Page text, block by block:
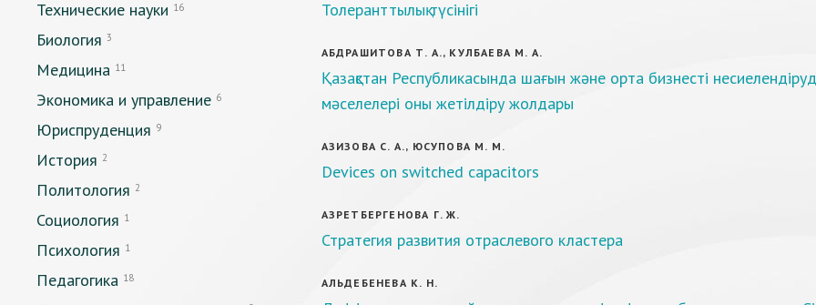
Технические науки 16
Биология 3
Медицина 11
Экономика и управление 6
Юриспруденция 9
История 2
Политология 2
Социология 1
Психология 1
Педагогика 18
Толеранттылық түсінігі
АБДРАШИТОВА Т. А., КУЛБАЕВА М. А.
Қазақстан Республикасында шағын және орта бизнесті
мәселелері оны жетілдіру жолдары
АЗИЗОВА С. А., ЮСУПОВА М. М.
Devices on switched capacitors
АЗРЕТБЕРГЕНОВА Г. Ж.
Стратегия развития отраслевого кластера
АЛЬДЕБЕНЕВА К. Н.